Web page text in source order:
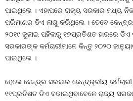
ପାଇଥିଲେ । ଏହାପରେ ରାଜ୍ୟ ସରକାର ମଧ୍ୟ
ପରିମାଣର ଡିଏ ଲାଗୁ କରିଥିଲେ । ତେବେ କେନ୍ଦ୍ର
୨୦୧୯ ଜୁଲାଇ ପହିଲାରୁ ୧୭ପ୍ରତିଶତ ହାରରେ ଡିଏ
ସରକାରଙ୍କ କର୍ମଚାରୀମାନେ କିନ୍ତୁ ୨୦୨୦
ପାଇଥିଲେ ।
ହେଲେ କେନ୍ଦ୍ର ସରକାର କେନ୍ଦ୍ର୍ରୀୟ
୧୧ପ୍ରତିଶତ ଡିଏ ବଢାଇଥିବାବେଳେ ରାଜ୍ୟ